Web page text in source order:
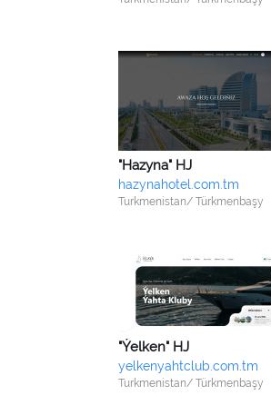
"Hazyna" HJ
hazynahotel.com.tm
Turkmenistan/ Türkmenbaşy
"Ýelken" HJ
yelkenyahtclub.com.tm
Turkmenistan/ Türkmenbaşy